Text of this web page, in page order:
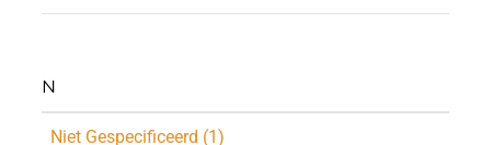
N
Niet Gespecificeerd (1)